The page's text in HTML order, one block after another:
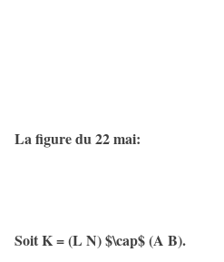
La figure du 22 mai:
Soit K = (L N) $\cap$ (A B).